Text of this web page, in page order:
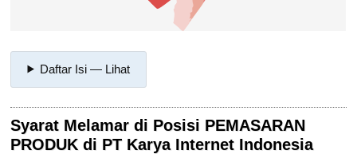
Daftar Isi — Lihat
Syarat Melamar di Posisi PEMASARAN
PRODUK di PT Karya Internet Indonesia